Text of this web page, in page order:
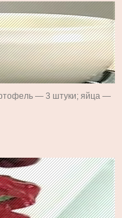
— 3 штуки; яйца —